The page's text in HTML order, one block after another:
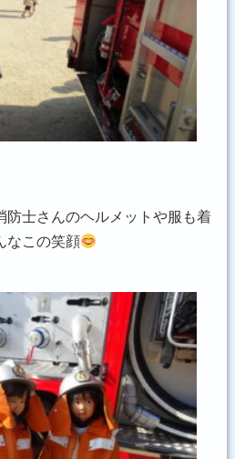
防士さんのヘルメットや服も着
なこの笑顔